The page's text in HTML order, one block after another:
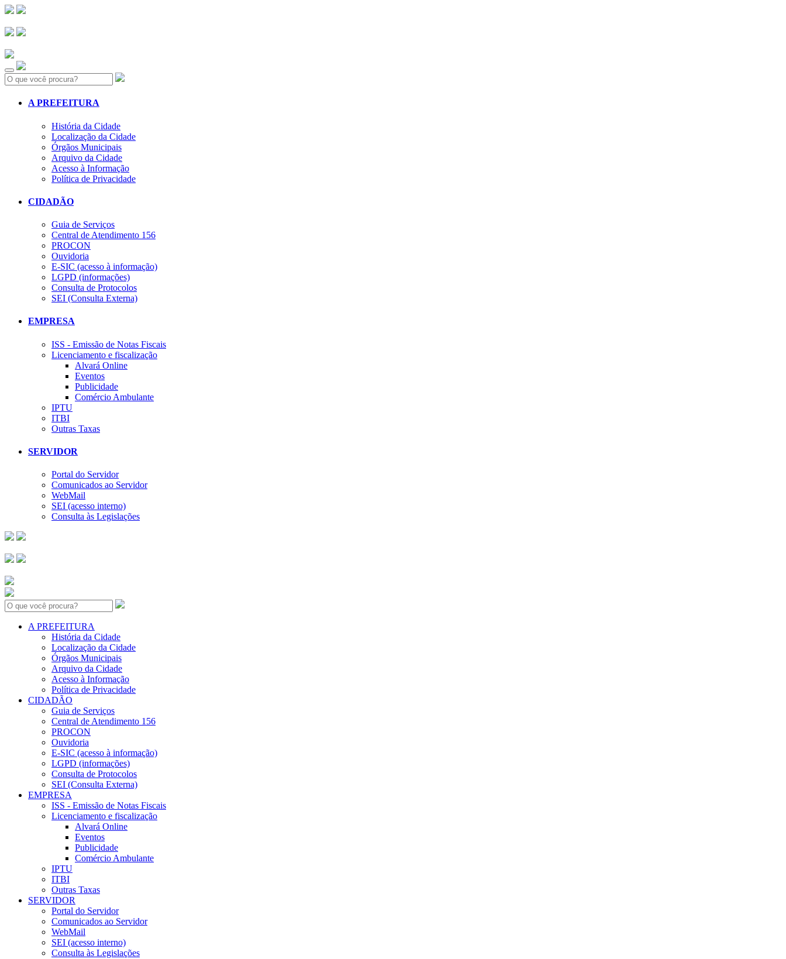
Search:
A PREFEITURA
História da Cidade
Localização da Cidade
Órgãos Municipais
Arquivo da Cidade
Acesso à Informação
Política de Privacidade
CIDADÃO
Guia de Serviços
Central de Atendimento 156
PROCON
Ouvidoria
E-SIC (acesso à informação)
LGPD (informações)
Consulta de Protocolos
SEI (Consulta Externa)
EMPRESA
ISS - Emissão de Notas Fiscais
Licenciamento e fiscalização
Alvará Online
Eventos
Publicidade
Comércio Ambulante
IPTU
ITBI
Outras Taxas
SERVIDOR
Portal do Servidor
Comunicados ao Servidor
WebMail
SEI (acesso interno)
Consulta às Legislações
Search:
A PREFEITURA
História da Cidade
Localização da Cidade
Órgãos Municipais
Arquivo da Cidade
Acesso à Informação
Política de Privacidade
CIDADÃO
Guia de Serviços
Central de Atendimento 156
PROCON
Ouvidoria
E-SIC (acesso à informação)
LGPD (informações)
Consulta de Protocolos
SEI (Consulta Externa)
EMPRESA
ISS - Emissão de Notas Fiscais
Licenciamento e fiscalização
Alvará Online
Eventos
Publicidade
Comércio Ambulante
IPTU
ITBI
Outras Taxas
SERVIDOR
Portal do Servidor
Comunicados ao Servidor
WebMail
SEI (acesso interno)
Consulta às Legislações